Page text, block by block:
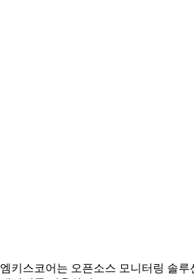
엠키스코어는 오픈소스 모니터링 솔루